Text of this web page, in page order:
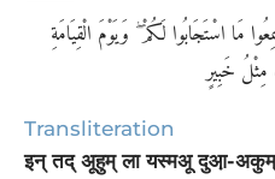
مَا اسْتَجَابُوا لَكُمْ ۖ وَيَوْمَ الْقِيَامَةِ
خَبِيرٍ
Transliteration
इन् तद् अूहुम् ला यस्मअू दुआ़-अकुम्